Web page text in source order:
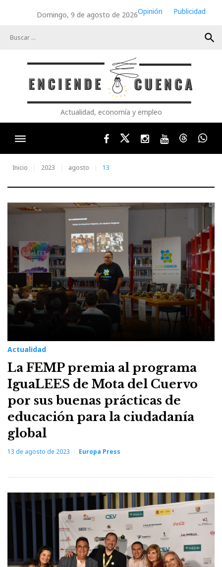
Domingo, 9 de agosto de 2026Opinión
Publicidad
search
Actualidad, economía y empleo
FacebookTwitterInstagram
YoutubeThreads
Inicio 2023 agosto 13
Día:
13
de
agosto
de
2023
Actualidad
La FEMP premia al programa
IguaLEES de Mota del Cuervo
por sus buenas prácticas de
educación para la ciudadanía
global
13 de agosto de 2023 Europa Press